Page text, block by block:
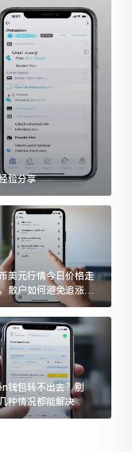
验分享
美元行情今日价格走
散户如何避免追涨杀
钱包转不出去？别
种情况都能解决